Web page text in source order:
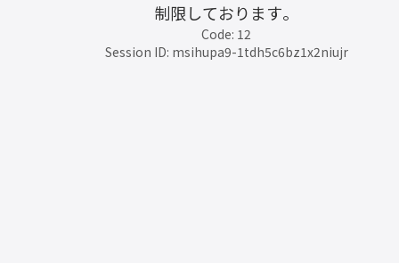
制限しております。
Code: 12
Session ID: msihupa9-1tdh5c6bz1x2niujr